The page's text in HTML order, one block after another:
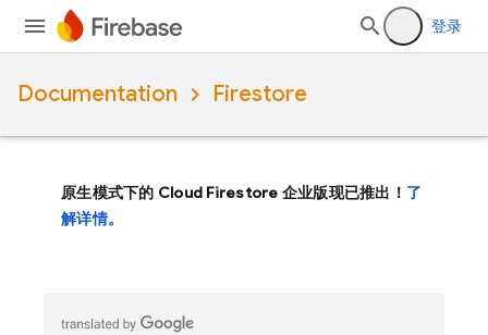
登录
Documentation Firestore
原生模式下的 Cloud Firestore 企业版现已推出！ 了
解详情。